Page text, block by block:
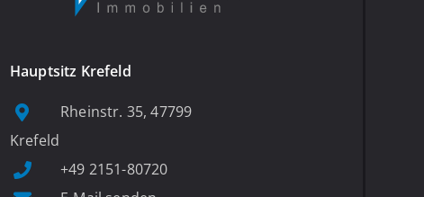
Hauptsitz Krefeld
Rheinstr. 35, 47799
Krefeld
+49 2151-80720